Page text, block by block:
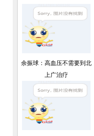
余振球：高血压不需要到北
上广治疗